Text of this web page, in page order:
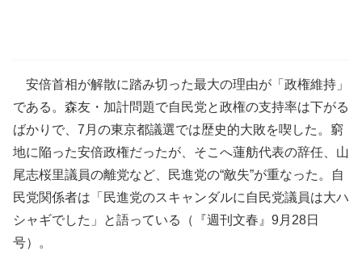
安倍首相が解散に踏み切った最大の理由が「政権維持」
である。森友・加計問題で自民党と政権の支持率は下がる
ばかりで、7月の東京都議選では歴史的大敗を喫した。窮
地に陥った安倍政権だったが、そこへ蓮舫代表の辞任、山
尾志桜里議員の離党など、民進党の“敵失”が重なった。自
民党関係者は「民進党のスキャンダルに自民党議員は大ハ
シャギでした」と語っている（『週刊文春』9月28日
号）。